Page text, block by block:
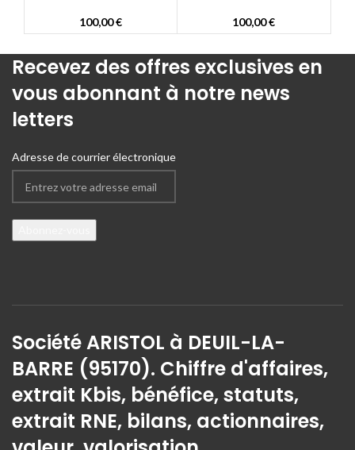
100,00€ 100,00€
Recevez des offres exclusives en
vous abonnant à notre news
letters
Adresse de courrier électronique
Société ARISTOL à DEUIL-LA-
BARRE (95170). Chiffre d'affaires,
extrait Kbis, bénéfice, statuts,
extrait RNE, bilans, actionnaires,